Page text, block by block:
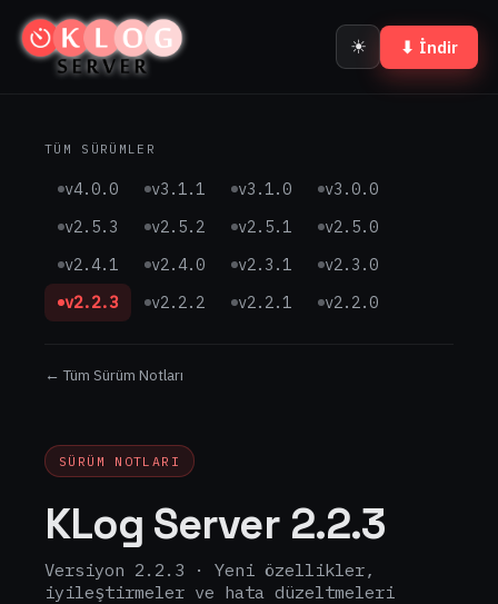
☀ ⬇ İndir
TÜM SÜRÜMLER
v4.0.0 v3.1.1 v3.1.0
v3.0.0
v2.5.3
v2.5.2 v2.5.1
v2.5.0
v2.4.1
v2.4.0 v2.3.1
v2.3.0
v2.2.3
v2.2.2 v2.2.1 v2.2.0
← Tüm Sürüm Notları
SÜRÜM NOTLARI
KLog Server 2.2.3
Versiyon 2.2.3 · Yeni özellikler,
iyileştirmeler ve hata düzeltmeleri